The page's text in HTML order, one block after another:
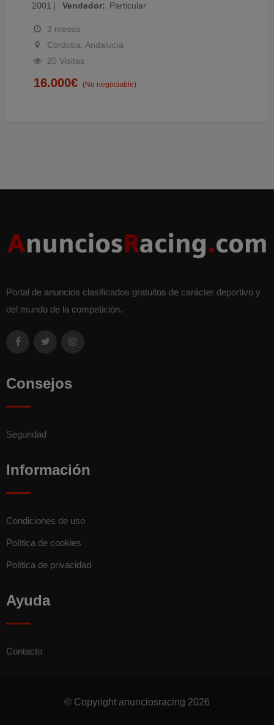
2001
Vendedor Particular
3 meses
Córdoba, Andalucía
20 Visitas
16.000€ (No negociable)
Portal de anuncios clasificados gratuitos de carácter deportivo y
del mundo de la competición.
Consejos
Seguridad
Información
Condiciones de uso
Política de cookies
Política de privacidad
Ayuda
Contacto
© Copyright anunciosracing 2026